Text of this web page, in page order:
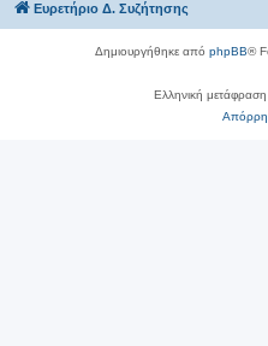
Ευρετήριο Δ. Συζήτησης
Δημιουργήθηκε από phpBB®
Ελληνική